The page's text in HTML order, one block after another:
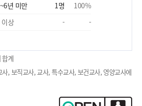
년 미만
1명 100%
상
- -
합계
, 보직교사, 교사, 특수교사, 보건교사, 영양교사에